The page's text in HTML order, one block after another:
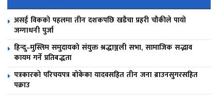
असई विकको पहलमा तीन दशकपछि खडैचा प्रहरी चौकीले पायो
जग्गाधनी पुर्जा
हिन्दु–मुस्लिम समुदायको संयुक्त श्रद्धाञ्जली सभा, सामाजिक सद्भाव
कायम गर्ने प्रतिबद्धता
पत्रकारको परिचयपत्र बोकेका यादवसहित तीन जना ब्राउनसुगरसहित
पक्राउ